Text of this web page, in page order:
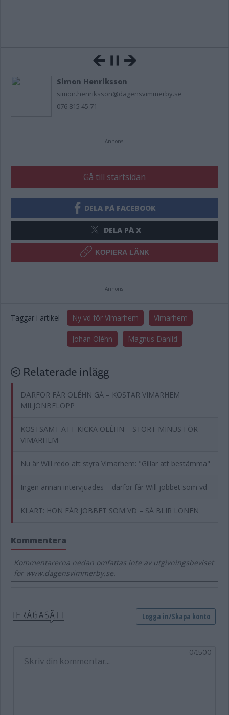
Simon Henriksson
simon.henriksson@dagensvimmerby.se
076 815 45 71
Annons:
Gå till startsidan
DELA PÅ FACEBOOK
DELA PÅ X
KOPIERA LÄNK
Annons:
Taggar i artikel Ny vd för Vimarhem Vimarhem
Johan Oléhn Magnus Danlid
Relaterade inlägg
DÄRFÖR FÅR OLÉHN GÅ – KOSTAR VIMARHEM
MILJONBELOPP
KOSTSAMT ATT KICKA OLÉHN – STORT MINUS FÖR
VIMARHEM
Nu är Will redo att styra Vimarhem: "Gillar att bestämma"
Ingen annan intervjuades – därför får Will jobbet som vd
KLART: HON FÅR JOBBET SOM VD – SÅ BLIR LÖNEN
Kommentera
Kommentarerna nedan omfattas inte av utgivningsbeviset
för www.dagensvimmerby.se.